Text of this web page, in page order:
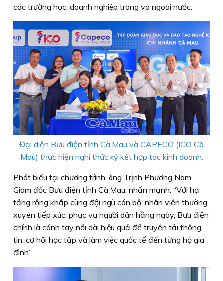
các trường học, doanh nghiệp trong và ngoài nước.
Đại diện Bưu điện tỉnh Cà Mau và CAPECO (ICO Cà
Mau) thực hiện nghi thức ký kết hợp tác kinh doanh.
Phát biểu tại chương trình, ông Trịnh Phương Nam,
Giám đốc Bưu điện tỉnh Cà Mau, nhấn mạnh: “Với hạ
tầng rộng khắp cùng đội ngũ cán bộ, nhân viên thường
xuyên tiếp xúc, phục vụ người dân hằng ngày, Bưu điện
chính là cánh tay nối dài hiệu quả để truyền tải thông
tin, cơ hội học tập và làm việc quốc tế đến từng hộ gia
đình”.